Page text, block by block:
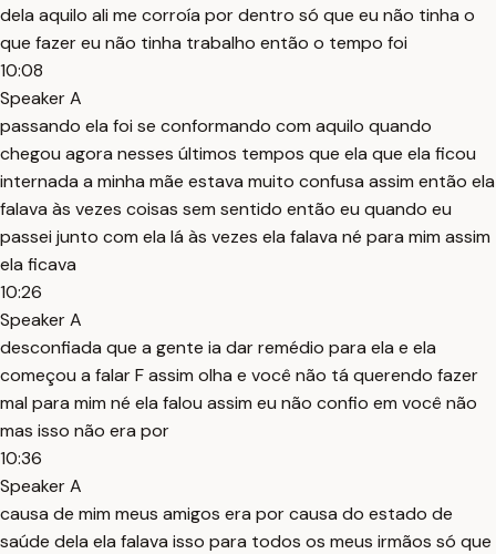
dela aquilo ali me corroía por dentro só que eu não tinha o
que fazer eu não tinha trabalho então o tempo foi
10:08
Speaker A
passando ela foi se conformando com aquilo quando
chegou agora nesses últimos tempos que ela que ela ficou
internada a minha mãe estava muito confusa assim então ela
falava às vezes coisas sem sentido então eu quando eu
passei junto com ela lá às vezes ela falava né para mim assim
ela ficava
10:26
Speaker A
desconfiada que a gente ia dar remédio para ela e ela
começou a falar F assim olha e você não tá querendo fazer
mal para mim né ela falou assim eu não confio em você não
mas isso não era por
10:36
Speaker A
causa de mim meus amigos era por causa do estado de
saúde dela ela falava isso para todos os meus irmãos só que